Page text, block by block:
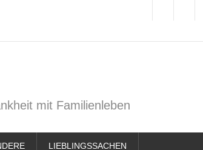
mit Familienleben
LIEBLINGSSACHEN